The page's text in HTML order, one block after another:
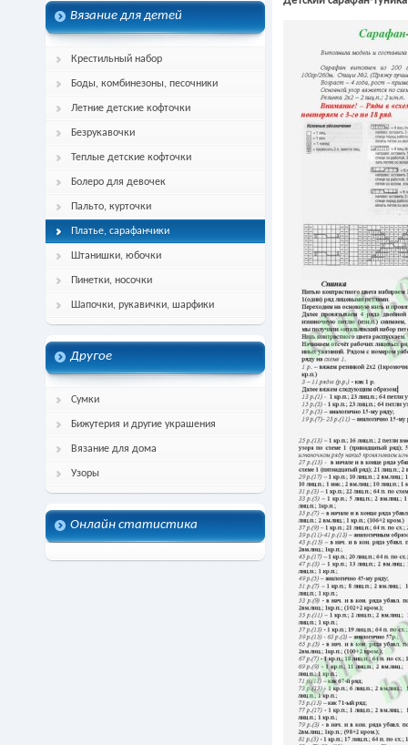
Вязание для детей
Крестильный набор
Боды, комбинезоны, песочники
Летние детские кофточки
Безрукавочки
Теплые детские кофточки
Болеро для девочек
Пальто, курточки
Платье, сарафанчики
Штанишки, юбочки
Пинетки, носочки
Шапочки, рукавички, шарфики
Другое
Сумки
Бижутерия и другие украшения
Вязание для дома
Узоры
Онлайн статистика